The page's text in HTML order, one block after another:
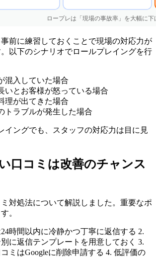
前に練習しておくことで現場の対応力が
以下のシナリオでロールプレイングを行
混入していた場合
いとお客様が怒っている場合
理が出てきた場合
トラブルが発生した場合
イングでも、スタッフの対応力は目に見
口コミは改善のチャンス
対処法について解説しました。重要なポ
。
時間以内に冷静かつ丁寧に返信する 2.
に返信テンプレートを用意しておく 3.
ミはGoogleに削除申請する 4. 低評価の